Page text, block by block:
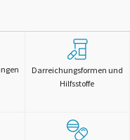
Darreichungsformen und
Hilfsstoffe